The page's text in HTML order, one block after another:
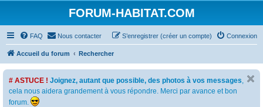
FORUM-HABITAT.COM
FAQ Nous contacter Connexion
S’enregistrer (créer un compte)
Accueil du forum Rechercher
# ASTUCE ! Joignez, autant que possible, des photos à vos messages,
cela nous aidera grandement à vous répondre. Merci par avance et bon
forum.